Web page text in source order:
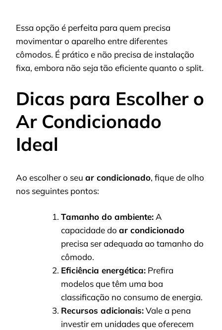
Essa opção é perfeita para quem precisa
movimentar o aparelho entre diferentes
cômodos. É prático e não precisa de instalação
fixa, embora não seja tão eficiente quanto o split.
Dicas para Escolher o
Ar Condicionado
Ideal
Ao escolher o seu ar condicionado, fique de olho
nos seguintes pontos:
Tamanho do ambiente:A
capacidade do ar condicionado
precisa ser adequada ao tamanho do
cômodo.
Eficiência energética: Prefira
modelos que têm uma boa
classificação no consumo de energia.
Recursos adicionais:Vale a pena
investir em unidades que oferecem